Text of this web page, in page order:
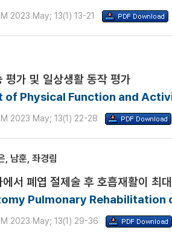
2023 May; 13(1) 13-21
평가 및 일상생활 동작 평가
of Physical Function and
2023 May; 13(1) 22-28
, 남훈, 좌경림
서 폐엽 절제술 후 호흡재활이 최
Pulmonary Rehabilitation
2023 May; 13(1) 29-36